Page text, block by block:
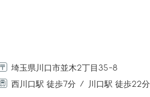
埼玉県川口市並木2丁目35-8
西川口駅 徒歩7分
川口駅 徒歩22分